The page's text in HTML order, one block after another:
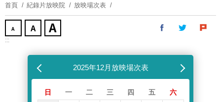
塊
首頁 紀錄片放映院 放映場次表
:::
2025年12月放映場次表下個月
日 一 二 三 四 五 六